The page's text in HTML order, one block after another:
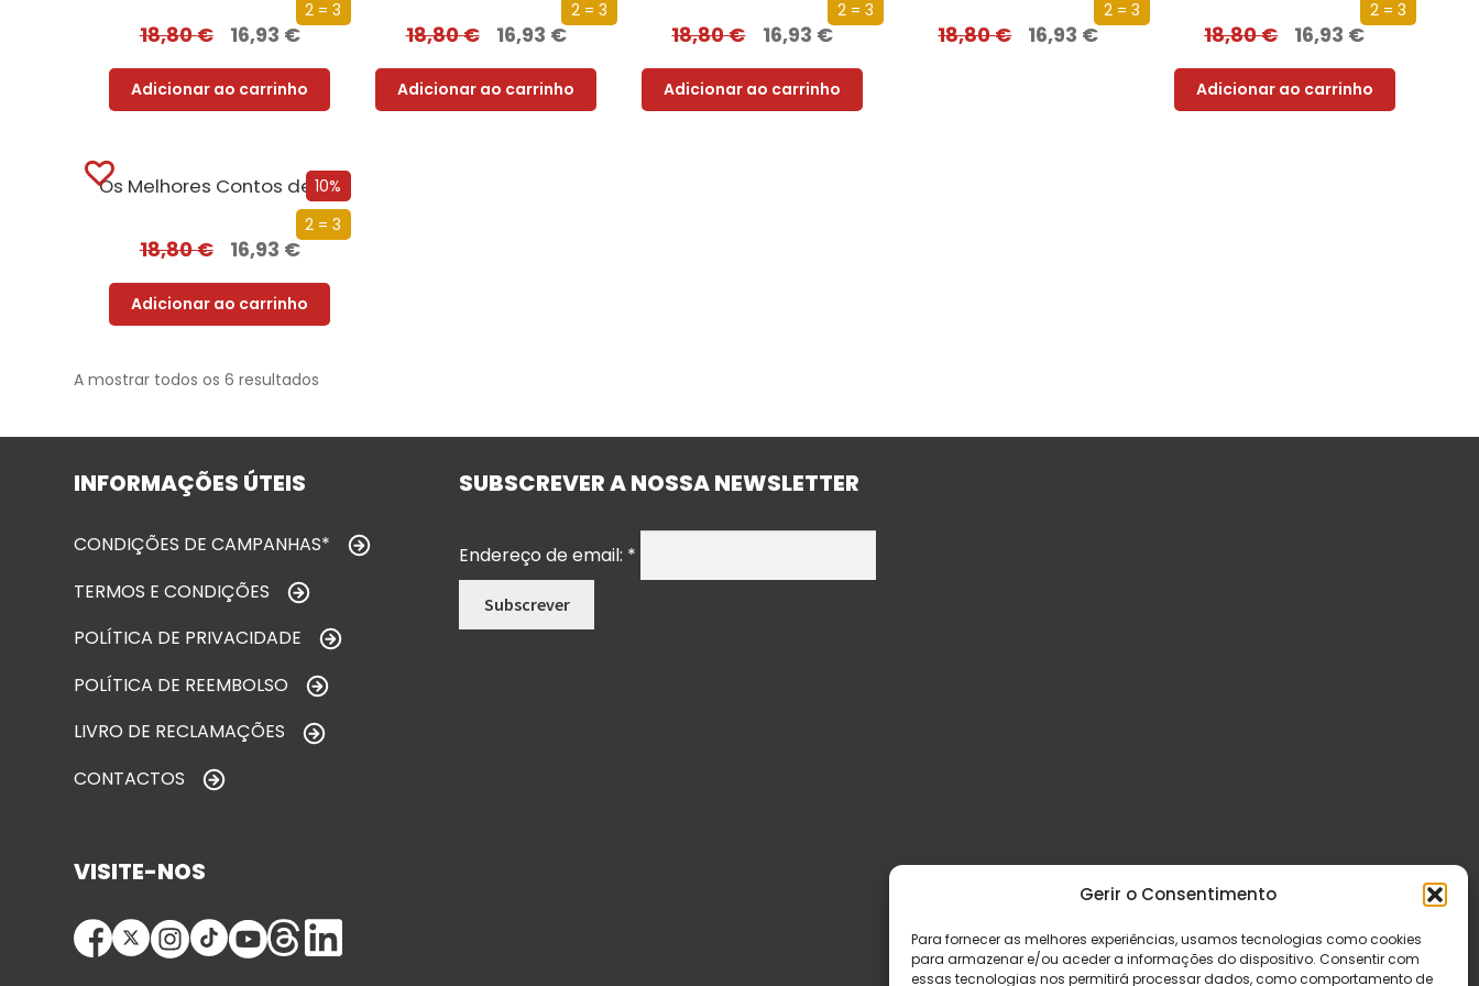
Gerir o Consentimento
Para fornecer as melhores experiências, usamos tecnologias como cookies
para armazenar e/ou aceder a informações do dispositivo. Consentir com
essas tecnologias nos permitirá processar dados, como comportamento de
2 = 3
18,80€ 16,93 €
Adicionar ao carrinho
2 = 3
18,80€ 16,93 €
Adicionar ao carrinho
2 = 3
18,80€ 16,93 €
Adicionar ao carrinho
2 = 3
18,80€ 16,93 €
2 = 3
18,80€ 16,93 €
Adicionar ao carrinho
10%
2 = 3
Os Melhores Contos de H. P. Lovecraft – 2º vol.
18,80€ 16,93 €
Adicionar ao carrinho
A mostrar todos os 6 resultados
INFORMAÇÕES ÚTEIS
CONDIÇÕES DE CAMPANHAS*
TERMOS E CONDIÇÕES
POLÍTICA DE PRIVACIDADE
POLÍTICA DE REEMBOLSO
LIVRO DE RECLAMAÇÕES
CONTACTOS
SUBSCREVER A NOSSA NEWSLETTER
Endereço de email: *
VISITE-NOS